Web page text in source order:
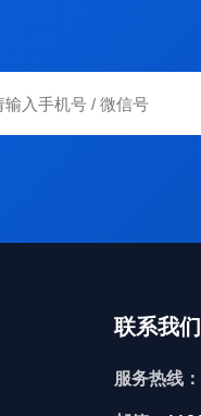
联系我们
服务热线：